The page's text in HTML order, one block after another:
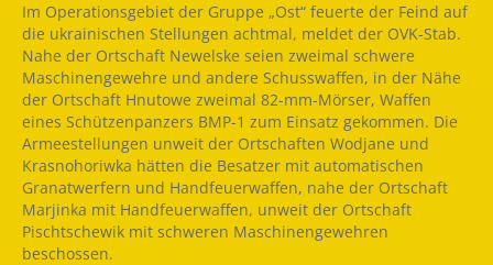
Im Operationsgebiet der Gruppe „Ost“ feuerte der Feind auf
die ukrainischen Stellungen achtmal, meldet der OVK-Stab.
Nahe der Ortschaft Newelske seien zweimal schwere
Maschinengewehre und andere Schusswaffen, in der Nähe
der Ortschaft Hnutowe zweimal 82-mm-Mörser, Waffen
eines Schützenpanzers BMP-1 zum Einsatz gekommen. Die
Armeestellungen unweit der Ortschaften Wodjane und
Krasnohoriwka hätten die Besatzer mit automatischen
Granatwerfern und Handfeuerwaffen, nahe der Ortschaft
Marjinka mit Handfeuerwaffen, unweit der Ortschaft
Pischtschewik mit schweren Maschinengewehren
beschossen.